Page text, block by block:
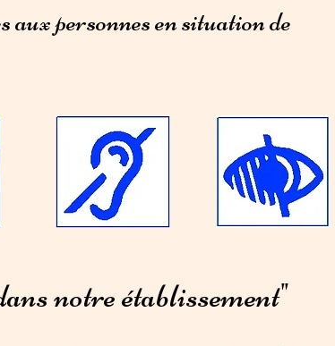
aux personnes en situation de
notre établissement"